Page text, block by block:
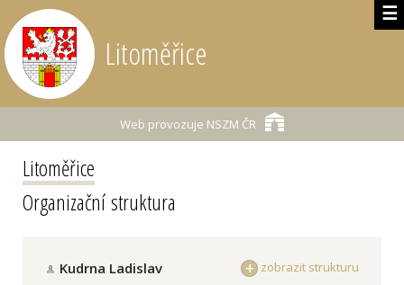
☰
Litoměřice
Web provozuje NSZM ČR
Litoměřice
Organizační struktura
zobrazit strukturu
Kudrna Ladislav